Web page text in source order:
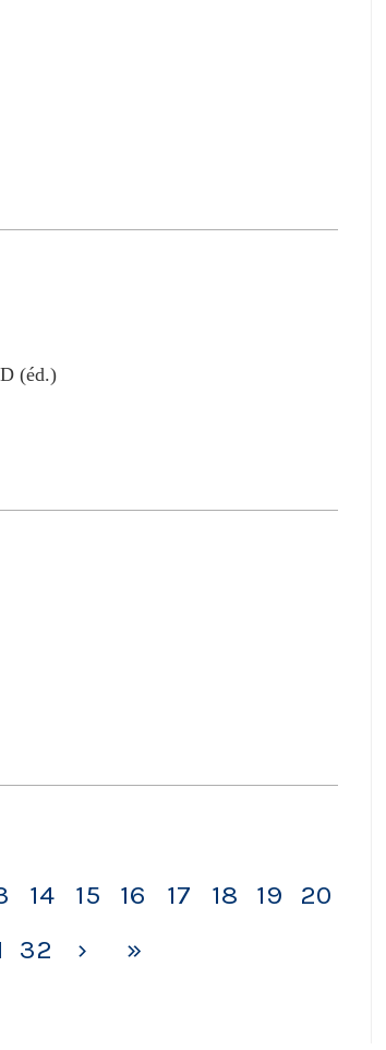
(éd.)
14 15 16 17 18 19
20
32 › »